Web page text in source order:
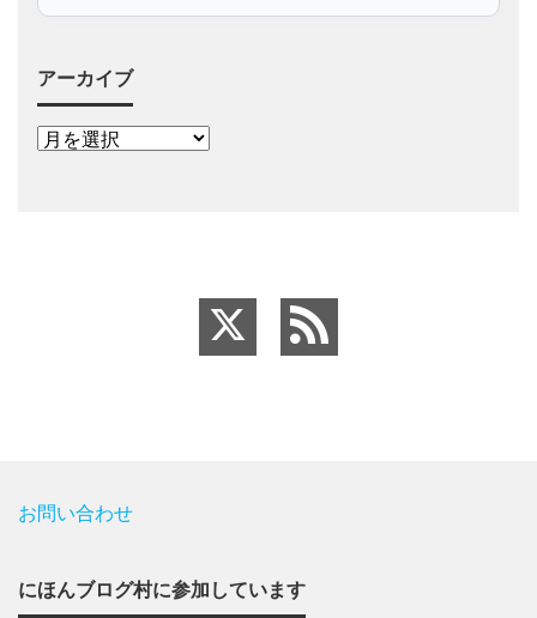
アーカイブ
お問い合わせ
にほんブログ村に参加しています